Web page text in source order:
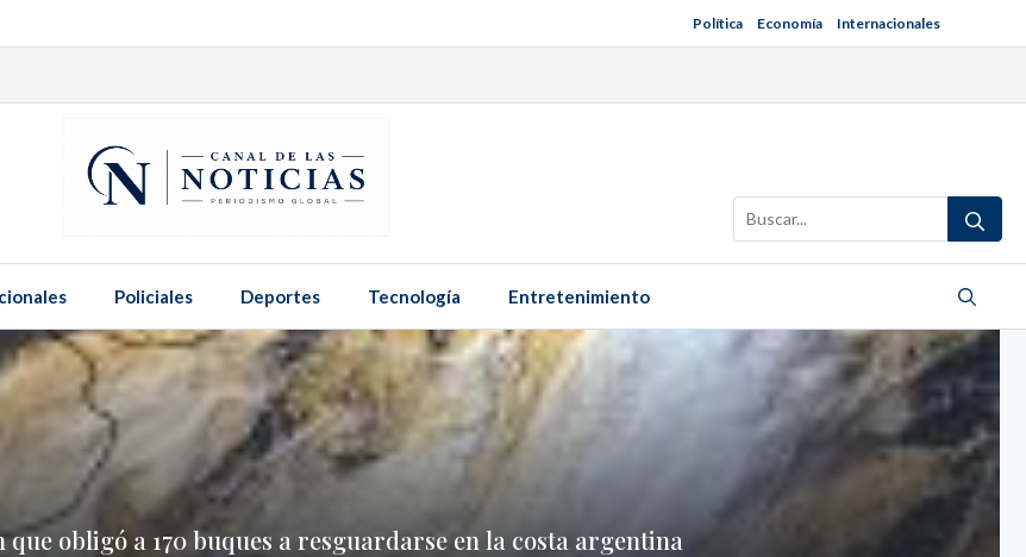
Política Economía Internacionales
Buscar:
Policiales Deportes Tecnología Entretenimiento
que obligó a 170 buques a resguardarse en la costa argentina